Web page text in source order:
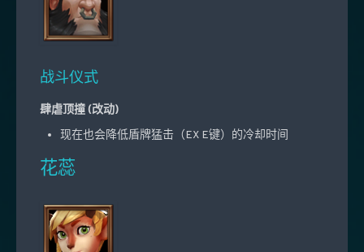
战斗仪式
肆虐顶撞 (改动)
现在也会降低盾牌猛击（EX E键）的冷却时间
花蕊